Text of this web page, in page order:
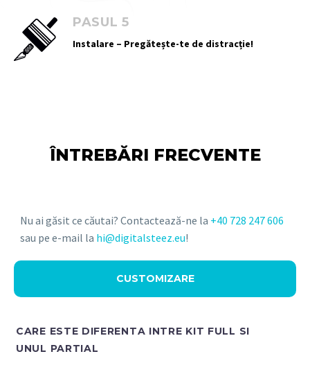
PASUL 5
Instalare – Pregătește-te de distracție!
ÎNTREBĂRI FRECVENTE
Nu ai găsit ce căutai? Contactează-ne la +40 728 247 606
sau pe e-mail la hi@digitalsteez.eu!
CUSTOMIZARE
CARE ESTE DIFERENTA INTRE KIT FULL SI
UNUL PARTIAL